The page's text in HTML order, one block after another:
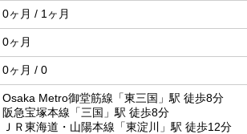
0ヶ月 / 1ヶ月
0ヶ月
0ヶ月 / 0
Osaka Metro御堂筋線「東三国」駅 徒歩8分
阪急宝塚本線「三国」駅 徒歩8分
ＪＲ東海道・山陽本線「東淀川」駅 徒歩12分